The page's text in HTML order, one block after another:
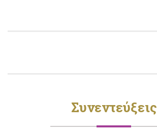
Συνεντεύξεις